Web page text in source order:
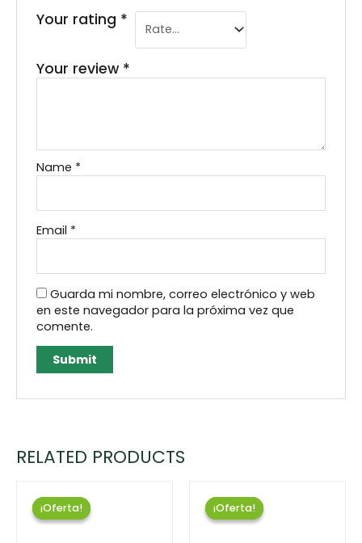
Your rating *
Your review *
Name *
Email *
Guarda mi nombre, correo electrónico y web
en este navegador para la próxima vez que
comente.
RELATED PRODUCTS
¡Oferta!
¡Oferta! ¡Oferta!
¡Oferta!